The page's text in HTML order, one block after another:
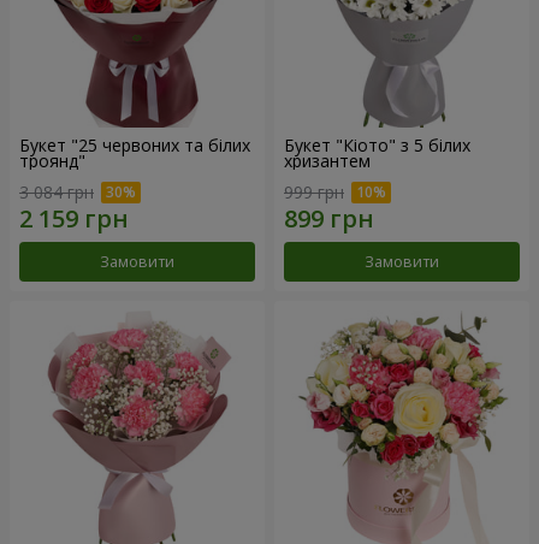
Букет "25 червоних та білих
троянд"
3 084 грн
Замовити
Букет "Кіото" з 5 білих
хризантем
999 грн
Замовити